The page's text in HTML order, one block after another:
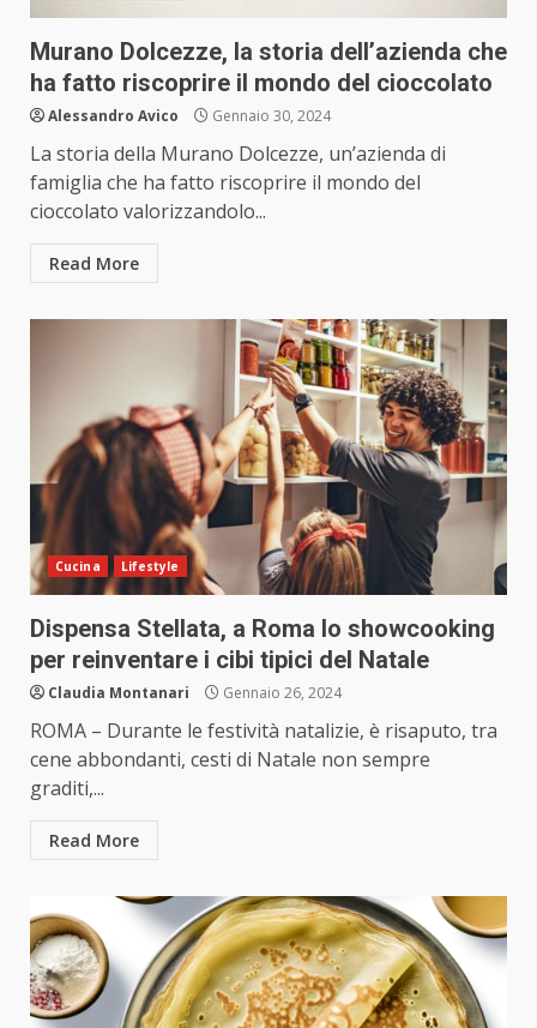
Murano Dolcezze, la storia dell’azienda che
ha fatto riscoprire il mondo del cioccolato
Alessandro Avico Gennaio 30, 2024
La storia della Murano Dolcezze, un’azienda di
famiglia che ha fatto riscoprire il mondo del
cioccolato valorizzandolo...
Read More
Cucina Lifestyle
Dispensa Stellata, a Roma lo showcooking
per reinventare i cibi tipici del Natale
Claudia Montanari Gennaio 26, 2024
ROMA – Durante le festività natalizie, è risaputo, tra
cene abbondanti, cesti di Natale non sempre
graditi,...
Read More